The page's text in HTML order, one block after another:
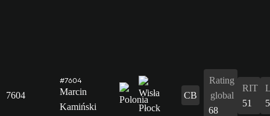
7604
#7604
Marcin
Kamiński
CB
Rating
global
68
RIT
51